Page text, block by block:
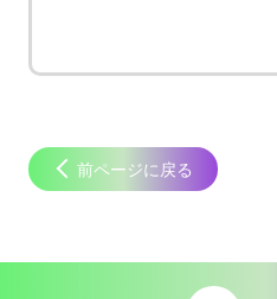
前ページに戻る